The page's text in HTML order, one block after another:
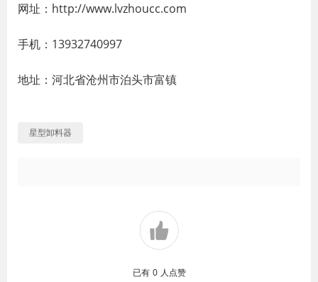
网址：http://www.lvzhoucc.com
手机：13932740997
地址：河北省沧州市泊头市富镇
星型卸料器
已有 0 人点赞